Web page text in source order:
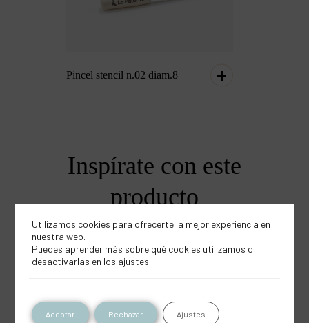
Pincel stencil n.02 diam.8
Inspírate con este
producto
PRODUCTOS
Utilizamos cookies para ofrecerte la mejor experiencia en
nuestra web.
Puedes aprender más sobre qué cookies utilizamos o
desactivarlas en los ajustes.
Aceptar Rechazar Ajustes